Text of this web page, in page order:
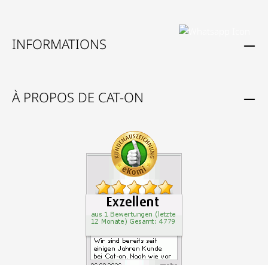
INFORMATIONS
À PROPOS DE CAT-ON